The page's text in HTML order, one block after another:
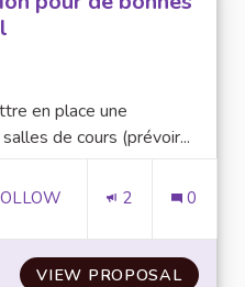
en place une
de cours (prévoir...
FOLLOWERS 2 0
VIEW PROPOSAL